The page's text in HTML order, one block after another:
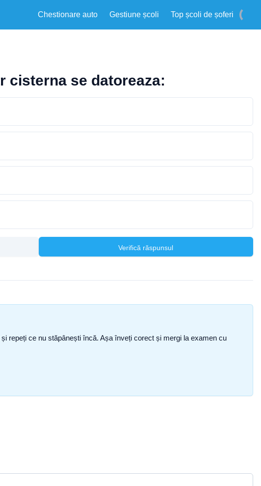
Chestionare auto Gestiune școli Top școli de șoferi
cisterna se datoreaza:
Verifică răspunsul
repeți ce nu stăpânești încă. Așa înveți corect și mergi la examen cu